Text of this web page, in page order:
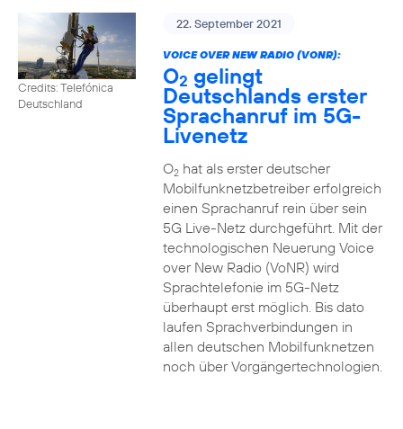
Credits: Telefónica
Deutschland
22. September 2021
VOICE OVER NEW RADIO (VONR):
O2 gelingt
Deutschlands erster
Sprachanruf im 5G-
Livenetz
O2hat als erster deutscher
Mobilfunknetzbetreiber erfolgreich
einen Sprachanruf rein über sein
5G Live-Netz durchgeführt. Mit der
technologischen Neuerung Voice
over New Radio (VoNR) wird
Sprachtelefonie im 5G-Netz
überhaupt erst möglich. Bis dato
laufen Sprachverbindungen in
allen deutschen Mobilfunknetzen
noch über Vorgängertechnologien.